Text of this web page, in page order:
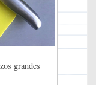
grandes